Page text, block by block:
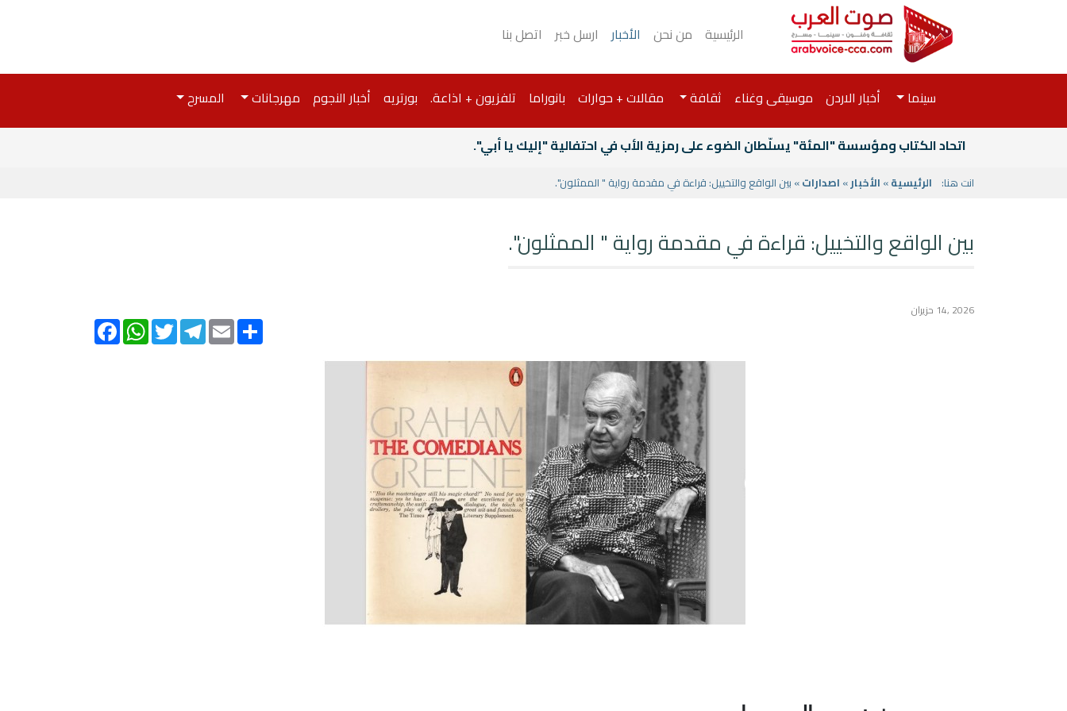
الرئيسية من نحن الأخبار ارسل خبر اتصل بنا
سينما أخبار الاردن موسيقى وغناء ثقافة مقالات + حوارات بانوراما تلفزيون + اذاعة. بورتريه أخبار النجوم مهرجانات
المسرح
اتحاد الكتاب ومؤسسة "المئة" يسلّطان الضوء على رمزية الأب في احتفالية "إليك يا أبي".
انت هنا: الرئيسية» الأخبار» اصدارات» بين الواقع والتخييل: قراءة في مقدمة رواية " الممثلون".
بين الواقع والتخييل: قراءة في مقدمة رواية " الممثلون".
2026 ,14 حزيران
Facebook
WhatsAppTwitterTelegramEmailShare